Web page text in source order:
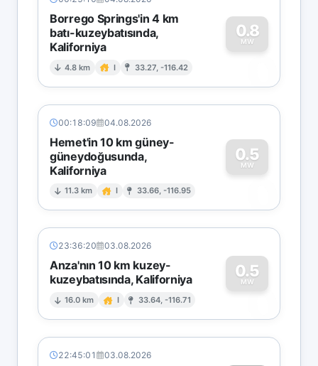
Borrego Springs'in 4 km
batı-kuzeybatısında,
Kaliforniya
4.8 km I 33.27, -116.42
0.8
MW
0
00:18:09 04.08.2026
Hemet'in 10 km güney-
güneydoğusunda,
Kaliforniya
11.3 km I 33.66, -116.95
0.5
MW
0
23:36:20 03.08.2026
Anza'nın 10 km kuzey-
kuzeybatısında, Kaliforniya
16.0 km I 33.64, -116.71
0.5
MW
0
22:45:01 03.08.2026